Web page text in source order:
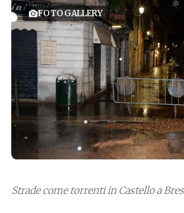
FOTOGALLERY
Strade come torrenti in Castello a